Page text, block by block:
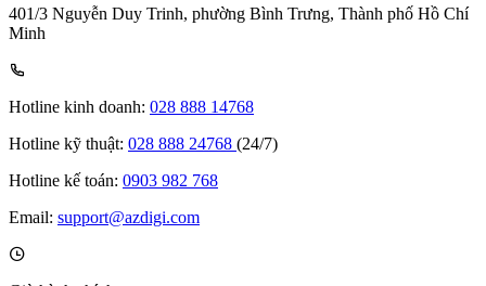
401/3 Nguyễn Duy Trinh, phường Bình Trưng, Thành phố Hồ Chí
Minh
Hotline kinh doanh: 028 888 14768
Hotline kỹ thuật: 028 888 24768 (24/7)
Hotline kế toán: 0903 982 768
Email: support@azdigi.com